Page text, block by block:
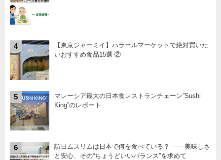
4
【東京ジャーミイ】ハラールマーケットで絶対買いた
いおすすめ食品15選-②
5
マレーシア最大の日本食レストランチェーン”Sushi
King”のレポート
6
訪日ムスリムは日本で何を食べている？ ――美味しさ
と安心、その“ちょうどいいバランス”を求めて